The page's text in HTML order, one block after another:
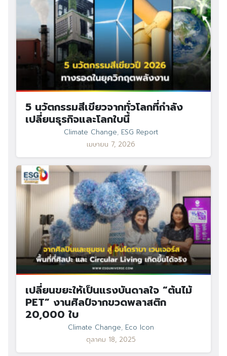
5 นวัตกรรมสีเขียวจากทั่วโลกที่กำลัง
เปลี่ยนธุรกิจและโลกใบนี้
Climate Change, ESG Report
เมษายน 7, 2026
เปลี่ยนขยะให้เป็นแรงบันดาลใจ “ต้นไม้
PET” งานศิลป์จากขวดพลาสติก
20,000 ใบ
Climate Change, Eco Icon
ตุลาคม 18, 2025